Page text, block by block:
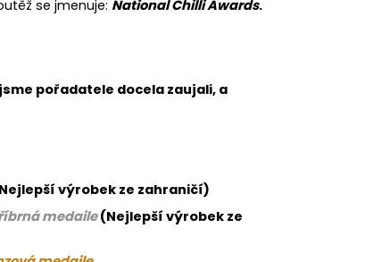
se jmenuje: National Chilli Awards.
pořadatele docela zaujali, a
výrobek ze zahraničí)
medaile (Nejlepší výrobek ze